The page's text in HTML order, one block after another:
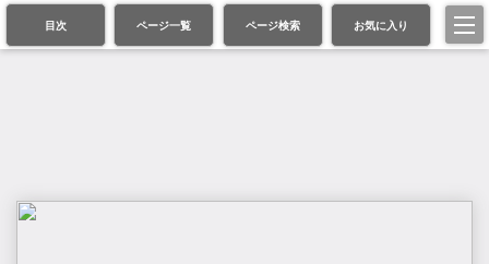
目次 ページ一覧 ページ検索 お気に入り